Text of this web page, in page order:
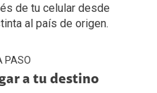
de tu celular desde
al país de origen.
PASO
a tu destino